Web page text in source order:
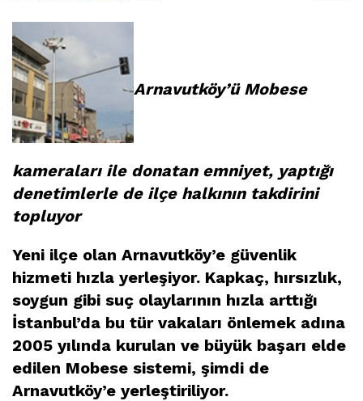
Arnavutköy’ü Mobese
kameraları ile donatan emniyet, yaptığı
denetimlerle de ilçe halkının takdirini
topluyor
Yeni ilçe olan Arnavutköy’e güvenlik
hizmeti hızla yerleşiyor. Kapkaç, hırsızlık,
soygun gibi suç olaylarının hızla arttığı
İstanbul’da bu tür vakaları önlemek adına
2005 yılında kurulan ve büyük başarı elde
edilen Mobese sistemi, şimdi de
Arnavutköy’e yerleştiriliyor.